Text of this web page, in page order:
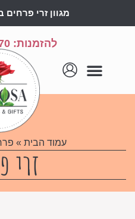
מגוון זרי פרחים
להזמנות: 050-5256770
עמוד הבית »
זרי